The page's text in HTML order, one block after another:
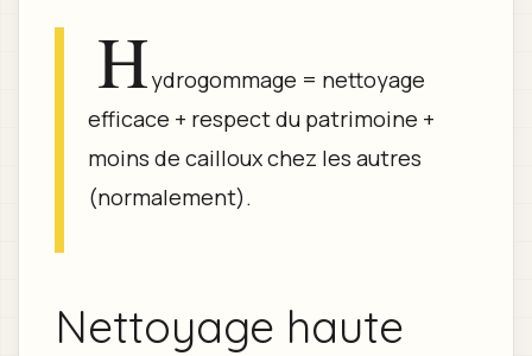
Hydrogommage = nettoyage
efficace + respect du patrimoine +
moins de cailloux chez les autres
(normalement).
Nettoyage haute